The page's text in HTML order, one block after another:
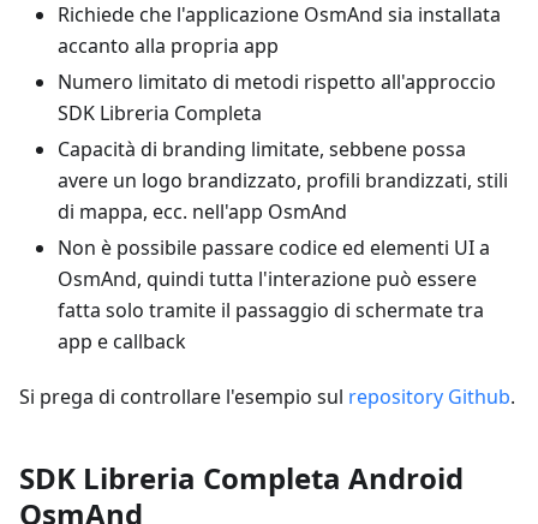
Richiede che l'applicazione OsmAnd sia installata
accanto alla propria app
Numero limitato di metodi rispetto all'approccio
SDK Libreria Completa
Capacità di branding limitate, sebbene possa
avere un logo brandizzato, profili brandizzati, stili
di mappa, ecc. nell'app OsmAnd
Non è possibile passare codice ed elementi UI a
OsmAnd, quindi tutta l'interazione può essere
fatta solo tramite il passaggio di schermate tra
app e callback
Si prega di controllare l'esempio sul repository Github.
SDK Libreria Completa Android
OsmAnd